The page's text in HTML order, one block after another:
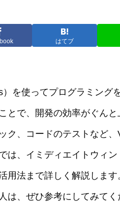
はてブ
を使ってプログラミング
とで、開発の効率がぐんと
ク、コードのテストなど
は、イミディエイトウィ
用法まで詳しく解説しま
は、ぜひ参考にしてみてく